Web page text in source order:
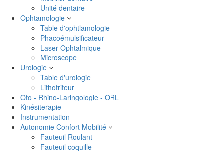
Unité dentaire
Ophtamologie
Table d'ophtlamologie
Phacoémulsificateur
Laser Ophtalmique
Microscope
Urologie
Table d'urologie
Lithotriteur
Oto - Rhino-Laringologie - ORL
Kinésiterapie
Instrumentation
Autonomie Confort Mobilité
Fauteuil Roulant
Fauteuil coquille